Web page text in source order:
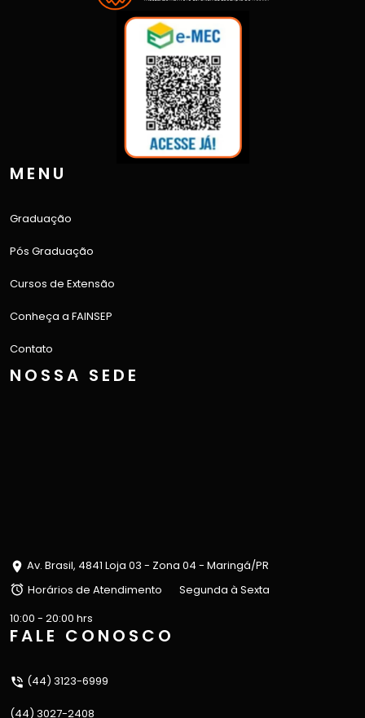
MENU
Graduação
Pós Graduação
Cursos de Extensão
Conheça a FAINSEP
Contato
NOSSA SEDE
Av. Brasil, 4841 Loja 03 - Zona 04 - Maringá/PR
Horários de Atendimento
Segunda à Sexta
10:00 - 20:00 hrs
FALE CONOSCO
(44) 3123-6999
(44) 3027-2408